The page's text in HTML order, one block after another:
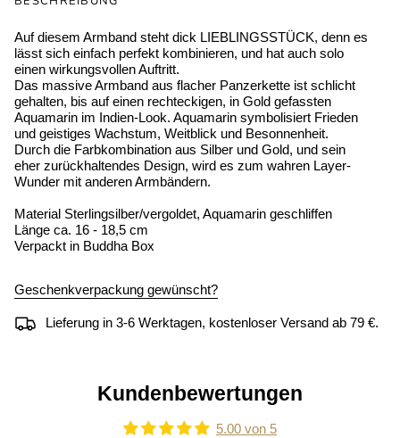
Auf diesem Armband steht dick LIEBLINGSSTÜCK, denn es
lässt sich einfach perfekt kombinieren, und hat auch solo
einen wirkungsvollen Auftritt.
Das massive Armband aus flacher Panzerkette ist schlicht
gehalten, bis auf einen rechteckigen, in Gold gefassten
Aquamarin im Indien-Look. Aquamarin symbolisiert Frieden
und geistiges Wachstum, Weitblick und Besonnenheit.
Durch die Farbkombination aus Silber und Gold, und sein
eher zurückhaltendes Design, wird es zum wahren Layer-
Wunder mit anderen Armbändern.
Material Sterlingsilber/vergoldet, Aquamarin geschliffen
Länge ca. 16 - 18,5 cm
Verpackt in Buddha Box
Geschenkverpackung gewünscht?
Lieferung in 3-6 Werktagen, kostenloser Versand ab 79 €.
Kundenbewertungen
5.00 von 5